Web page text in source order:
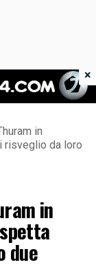
in
risveglio da loro
in
due
×